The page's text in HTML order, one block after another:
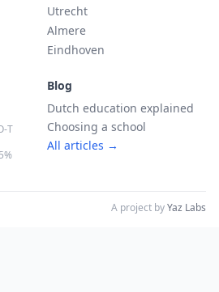
Utrecht
Almere
Eindhoven
T
Blog
Dutch education explained
Choosing a school
All articles →
A project byYaz Labs